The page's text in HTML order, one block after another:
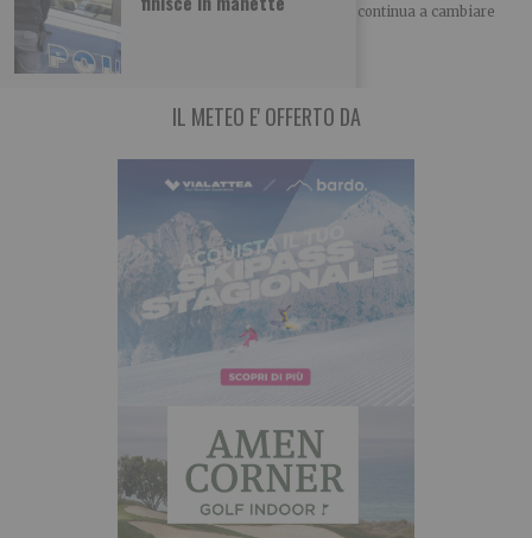
SCOPRI – TO ALLA SCOPERTA DI TORINO Torino continua a cambiare
volto anche attraverso il cibo.
IL METEO E' OFFERTO DA